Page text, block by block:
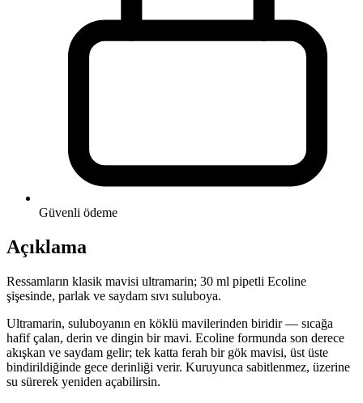
Güvenli ödeme
Açıklama
Ressamların klasik mavisi ultramarin; 30 ml pipetli Ecoline
şişesinde, parlak ve saydam sıvı suluboya.
Ultramarin, suluboyanın en köklü mavilerinden biridir — sıcağa
hafif çalan, derin ve dingin bir mavi. Ecoline formunda son derece
akışkan ve saydam gelir; tek katta ferah bir gök mavisi, üst üste
bindirildiğinde gece derinliği verir. Kuruyunca sabitlenmez, üzerine
su sürerek yeniden açabilirsin.